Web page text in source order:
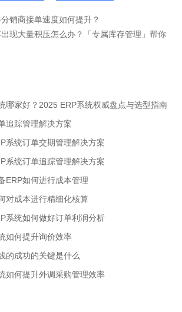
销商接单速度如何提升？
现大量积压怎么办？「专属库存管理」帮你
哪家好？2025 ERP系统权威盘点与选型指南
追踪管理解决方案
系统订单交期管理解决方案
系统订单追踪管理解决方案
ERP如何进行成本管理
对成本进行精细化核算
系统如何做好订单利润分析
如何提升询价效率
的成功的关键是什么
如何提升外调采购管理效率